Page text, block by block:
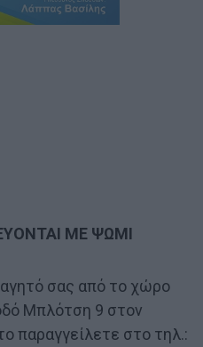
ΜΕ ΨΩΜΙ
σας από το χώρο
Μπλότση 9 στον
παραγγείλετε στο τηλ.: